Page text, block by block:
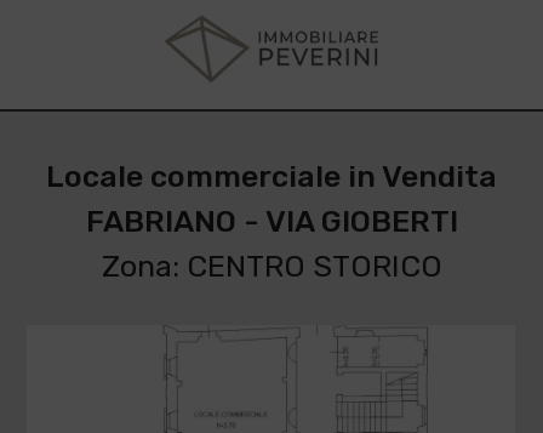
Locale commerciale in Vendita
FABRIANO - VIA GIOBERTI
Zona: CENTRO STORICO